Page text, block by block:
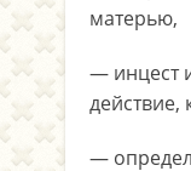
матерью,
— инцест
действие,
—